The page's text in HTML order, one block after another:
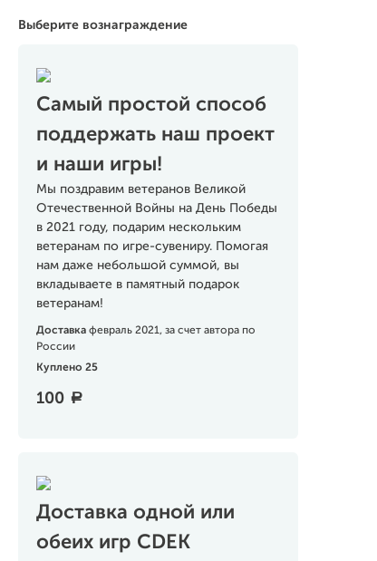
Выберите вознаграждение
Самый простой способ
поддержать наш проект
и наши игры!
Мы поздравим ветеранов Великой
Отечественной Войны на День Победы
в 2021 году, подарим нескольким
ветеранам по игре-сувениру. Помогая
нам даже небольшой суммой, вы
вкладываете в памятный подарок
ветеранам!
Доставка февраль 2021, за счет автора по
России
Куплено 25
100 a
Доставка одной или
обеих игр CDEK